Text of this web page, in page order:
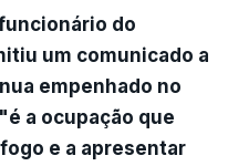
do
um comunicado a
empenhado no
a ocupação que
e a apresentar